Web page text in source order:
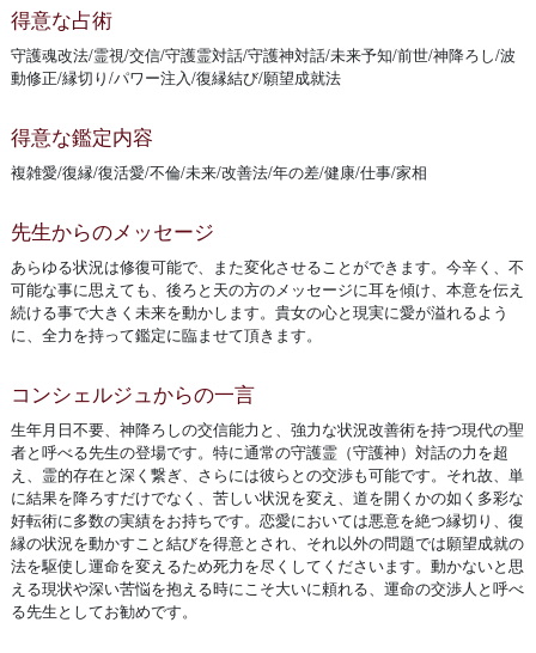
得意な占術
守護魂改法/霊視/交信/守護霊対話/守護神対話/未来予知/前世/神降ろし/波
動修正/縁切り/パワー注入/復縁結び/願望成就法
得意な鑑定内容
複雑愛/復縁/復活愛/不倫/未来/改善法/年の差/健康/仕事/家相
先生からのメッセージ
あらゆる状況は修復可能で、また変化させることができます。今辛く、不
可能な事に思えても、後ろと天の方のメッセージに耳を傾け、本意を伝え
続ける事で大きく未来を動かします。貴女の心と現実に愛が溢れるよう
に、全力を持って鑑定に臨ませて頂きます。
コンシェルジュからの一言
生年月日不要、神降ろしの交信能力と、強力な状況改善術を持つ現代の聖
者と呼べる先生の登場です。特に通常の守護霊（守護神）対話の力を超
え、霊的存在と深く繋ぎ、さらには彼らとの交渉も可能です。それ故、単
に結果を降ろすだけでなく、苦しい状況を変え、道を開くかの如く多彩な
好転術に多数の実績をお持ちです。恋愛においては悪意を絶つ縁切り、復
縁の状況を動かすこと結びを得意とされ、それ以外の問題では願望成就の
法を駆使し運命を変えるため死力を尽くしてくださいます。動かないと思
える現状や深い苦悩を抱える時にこそ大いに頼れる、運命の交渉人と呼べ
る先生としてお勧めです。